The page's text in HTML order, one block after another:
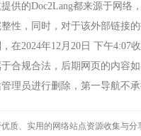
供的Doc2Lang都来源于网络
性，同时，对于该外部链接
在2024年12月20日 下午4:07
合规合法，后期网页的内容
理员进行删除，第一导航不承
质、实用的网络站点资源收集与分